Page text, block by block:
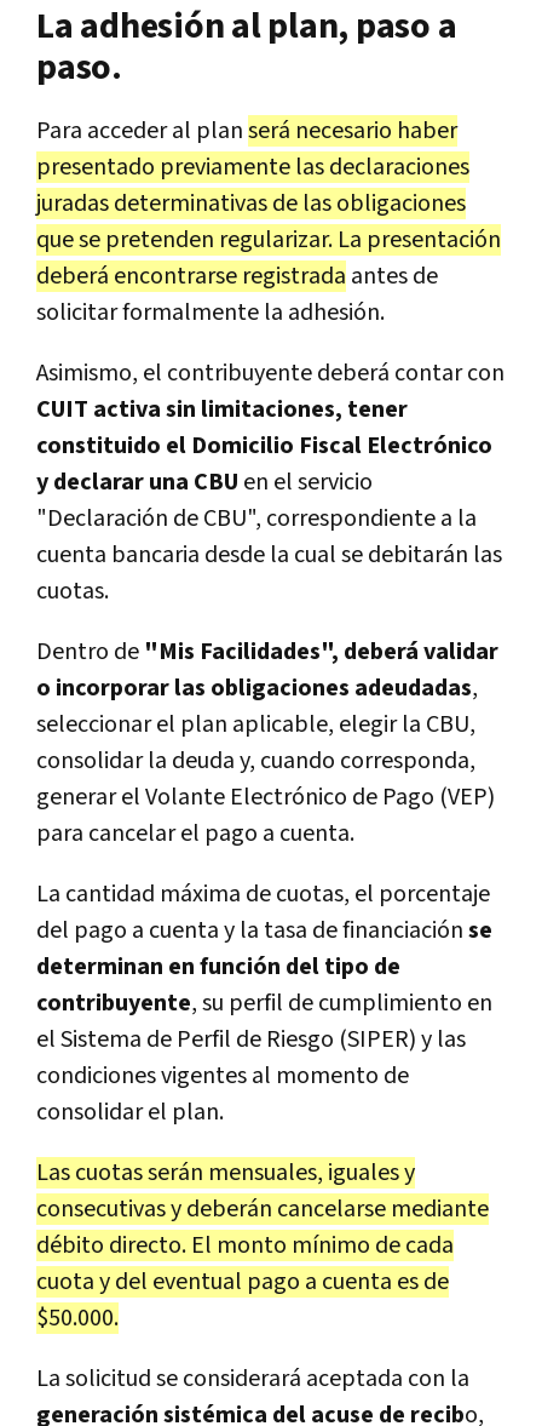
La adhesión al plan, paso a
paso.
Para acceder al planserá necesario haber
presentado previamente las declaraciones
juradas determinativas de las obligaciones
que se pretenden regularizar. La presentación
deberá encontrarse registrada antes de
solicitar formalmente la adhesión.
Asimismo, el contribuyente deberá contar con
CUIT activa sin limitaciones, tener
constituido el Domicilio Fiscal Electrónico
y declarar una CBU en el servicio
"Declaración de CBU", correspondiente a la
cuenta bancaria desde la cual se debitarán las
cuotas.
Dentro de "Mis Facilidades", deberá validar
o incorporar las obligaciones adeudadas,
seleccionar el plan aplicable, elegir la CBU,
consolidar la deuda y, cuando corresponda,
generar el Volante Electrónico de Pago (VEP)
para cancelar el pago a cuenta.
La cantidad máxima de cuotas, el porcentaje
del pago a cuenta y la tasa de financiaciónse
determinan en función del tipo de
contribuyente, su perfil de cumplimiento en
el Sistema de Perfil de Riesgo (SIPER) y las
condiciones vigentes al momento de
consolidar el plan.
Las cuotas serán mensuales, iguales y
consecutivas y deberán cancelarse mediante
débito directo. El monto mínimo de cada
cuota y del eventual pago a cuenta es de
$50.000.
La solicitud se considerará aceptada con la
generación sistémica del acuse de recibo,